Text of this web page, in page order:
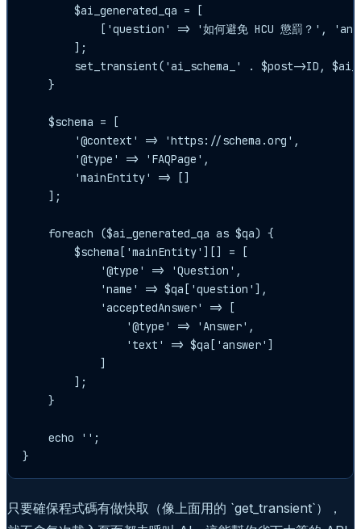
        $ai_generated_qa = [
['question' => '如何避免 HCU 懲罰？',
        ];
set_transient('ai_schema_' . $post->ID,
    }
    $schema = [
        '@context' => 'https://schema.org',
        '@type' => 'FAQPage',
        'mainEntity' => []
    ];
    foreach ($ai_generated_qa as $qa) {
        $schema['mainEntity'][] = [
            '@type' => 'Question',
            'name' => $qa['question'],
            'acceptedAnswer' => [
                '@type' => 'Answer',
                'text' => $qa['answer']
            ]
        ];
    }
    echo '
';
只要確保程式碼有做快取（像上面用的 `get_transient`），